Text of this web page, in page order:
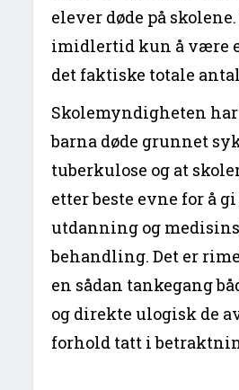
elever døde på
imidlertid kun å være
det faktiske totale
Skolemyndigheten
barna døde grunnet
tuberkulose og at
etter beste evne for å
utdanning og
behandling. Det er
en sådan tankegang
og direkte ulogisk de
forhold tatt i